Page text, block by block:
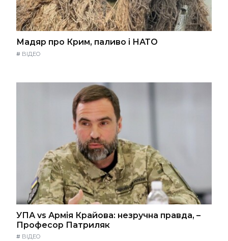
Мадяр про Крим, паливо і НАТО
# ВІДЕО
УПА vs Армія Крайова: незручна правда, –
Професор Патриляк
# ВІДЕО